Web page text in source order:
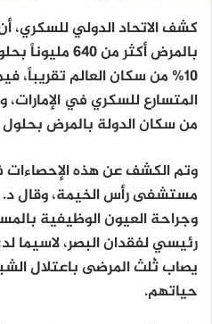
كشف الاتحاد الدولي للسكري،
10% من سكان العالم تقريباً،
من سكان الدولة بالمرض بحلول 2040.
وتم الكشف عن هذه الإحصاءات
مستشفى رأس الخيمة، وقال
وجراحة العيون الوظيفية
رئيسي لفقدان البصر، لاسيما
يصاب ثُلث المرضى باعتلال
حياتهم.